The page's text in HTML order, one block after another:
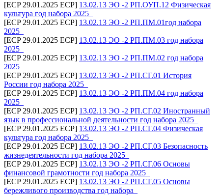
[ECP 29.01.2025 ECP] 13.02.13 ЭО -2 РП.ОУП.12 Физическая
культура год набора 2025_
[ECP 29.01.2025 ECP] 13.02.13 ЭО -2 РП.ПМ.01год набора
2025_
[ECP 29.01.2025 ECP] 13.02.13 ЭО -2 РП.ПМ.03 год набора
2025_
[ECP 29.01.2025 ECP] 13.02.13 ЭО -2 РП.ПМ.02 год набора
2025_
[ECP 29.01.2025 ECP] 13.02.13 ЭО -2 РП.СГ.01 История
России год набора 2025_
[ECP 29.01.2025 ECP] 13.02.13 ЭО -2 РП.ПМ.04 год набора
2025_
[ECP 29.01.2025 ECP] 13.02.13 ЭО -2 РП.СГ.02 Иностранный
язык в профессиональной деятельности год набора 2025_
[ECP 29.01.2025 ECP] 13.02.13 ЭО -2 РП.СГ.04 Физическая
культура год набора 2025_
[ECP 29.01.2025 ECP] 13.02.13 ЭО -2 РП.СГ.03 Безопасность
жизнедеятельности год набора 2025_
[ECP 29.01.2025 ECP] 13.02.13 ЭО -2 РП.СГ.06 Основы
финансовой грамотности год набора 2025_
[ECP 29.01.2025 ECP] 13.02.13 ЭО -2 РП.СГ.05 Основы
бережливого производства год набора_